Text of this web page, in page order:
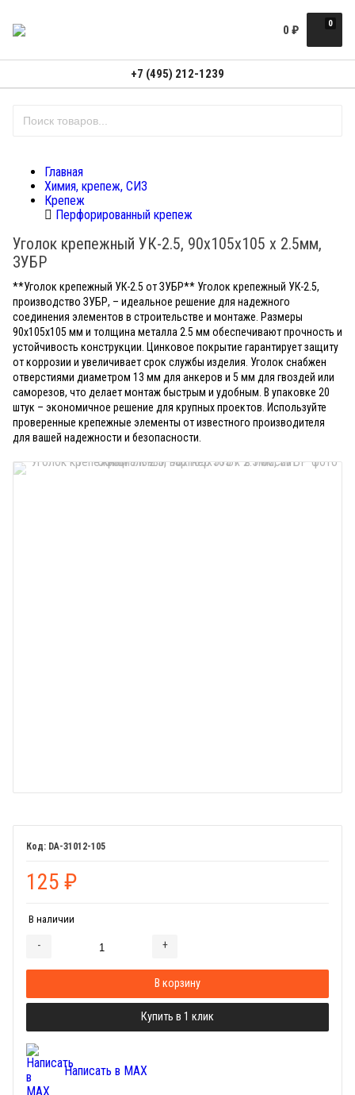
0
0 ₽
+7 (495) 212-1239
Главная
Химия, крепеж, СИЗ
Крепеж
Перфорированный крепеж
Уголок крепежный УК-2.5, 90х105х105 х 2.5мм,
ЗУБР
**Уголок крепежный УК-2.5 от ЗУБР** Уголок крепежный УК-2.5,
производство ЗУБР, – идеальное решение для надежного
соединения элементов в строительстве и монтаже. Размеры
90x105x105 мм и толщина металла 2.5 мм обеспечивают прочность и
устойчивость конструкции. Цинковое покрытие гарантирует защиту
от коррозии и увеличивает срок службы изделия. Уголок снабжен
отверстиями диаметром 13 мм для анкеров и 5 мм для гвоздей или
саморезов, что делает монтаж быстрым и удобным. В упаковке 20
штук – экономичное решение для крупных проектов. Используйте
проверенные крепежные элементы от известного производителя
для вашей надежности и безопасности.
DA-31012-105
125 ₽
В наличии
- +
В корзину
Купить в 1 клик
Написать в MAX